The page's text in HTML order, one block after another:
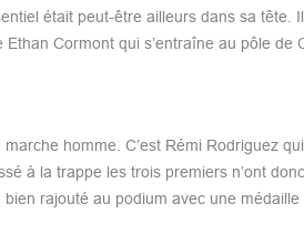
était peut-être ailleurs dans sa tête.
Cormont qui s’entraîne au pôle de
homme. C’est Rémi Rodriguez
à la trappe les trois premiers n’ont
rajouté au podium avec une médaille